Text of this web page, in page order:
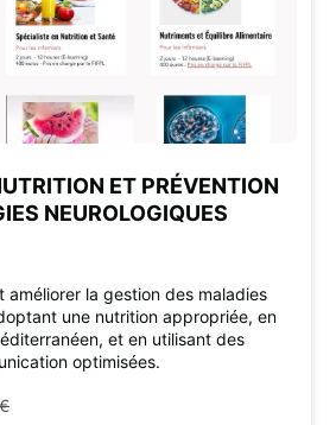
ET PRÉVENTION
NEUROLOGIQUES
améliorer la gestion des maladies
une nutrition appropriée, en
et en utilisant des
optimisées.